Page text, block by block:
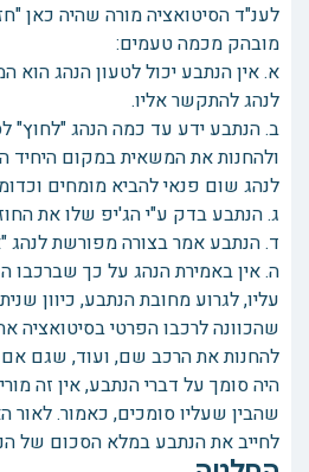
לענ"ד הסיטואציה מורה שהיה כאן
מובהק מכמה טעמים:
א. אין הנתבע יכול לטעון הנהג
לנהג להתקשר אליו.
ב. הנתבע ידע עד כמה הנהג "לחוץ"
ולהחנות את המשאית במקום היחיד
לנהג שום פנאי להביא מומחים
ג. הנתבע בדק ע"י הג'יפ שלו את
ד. הנתבע אמר בצורה מפורשת לנהג
ה. אין באמירת הנהג על כך שברכבו
עליו, לגרוע מחובת הנתבע, כיוון
שהכוונה לרכבו הפרטי בסיטואציה
להחנות את הרכב שם, ועוד, שגם
היה סומך על דברי הנתבע, אין זה
שהבין שעליו סומכים, כאמור. לאור
לחייב את הנתבע במלא הסכום של